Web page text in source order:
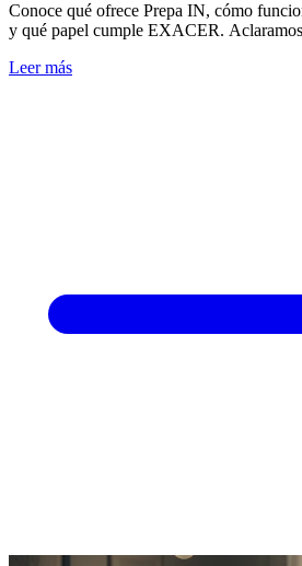
Conoce qué ofrece Prepa IN, cómo
y qué papel cumple EXACER.
Leer más